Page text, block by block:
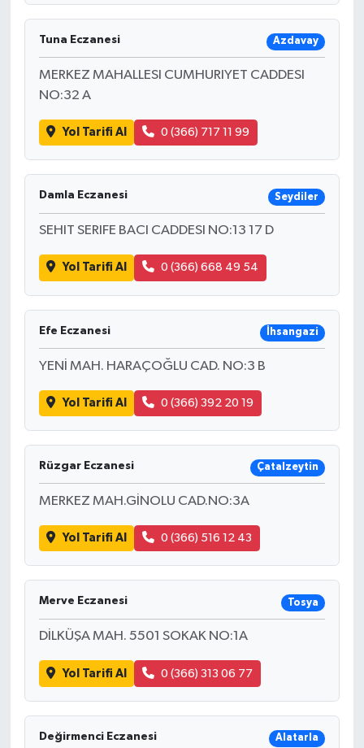
Tuna Eczanesi Azdavay
MERKEZ MAHALLESI CUMHURIYET CADDESI
NO:32 A
Yol Tarifi Al 0 (366) 717 11 99
Damla Eczanesi Seydiler
SEHIT SERIFE BACI CADDESI NO:13 17 D
Yol Tarifi Al 0 (366) 668 49 54
Efe Eczanesi İhsangazi
YENİ MAH. HARAÇOĞLU CAD. NO:3 B
Yol Tarifi Al 0 (366) 392 20 19
Rüzgar Eczanesi Çatalzeytin
MERKEZ MAH.GİNOLU CAD.NO:3A
Yol Tarifi Al 0 (366) 516 12 43
Merve Eczanesi Tosya
DİLKÜŞA MAH. 5501 SOKAK NO:1A
Yol Tarifi Al 0 (366) 313 06 77
Değirmenci Eczanesi Alatarla